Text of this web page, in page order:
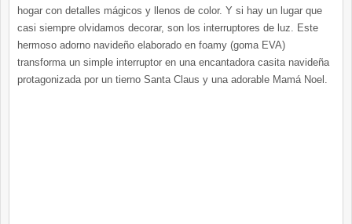
hogar con detalles mágicos y llenos de color. Y si hay un lugar que
casi siempre olvidamos decorar, son los interruptores de luz. Este
hermoso adorno navideño elaborado en foamy (goma EVA)
transforma un simple interruptor en una encantadora casita navideña
protagonizada por un tierno Santa Claus y una adorable Mamá Noel.